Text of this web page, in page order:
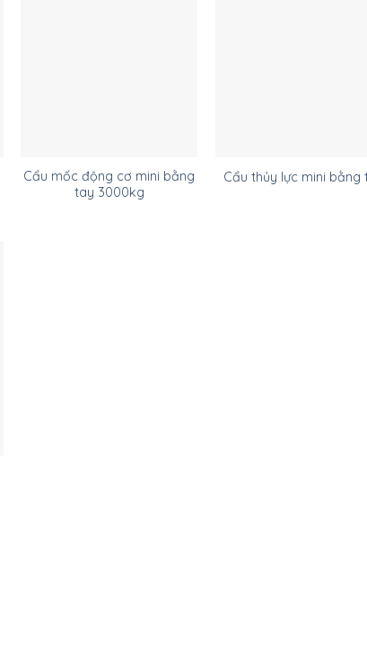
Cẩu mốc động cơ mini bằng
tay 3000kg
Cẩu thủy lực mini bằng